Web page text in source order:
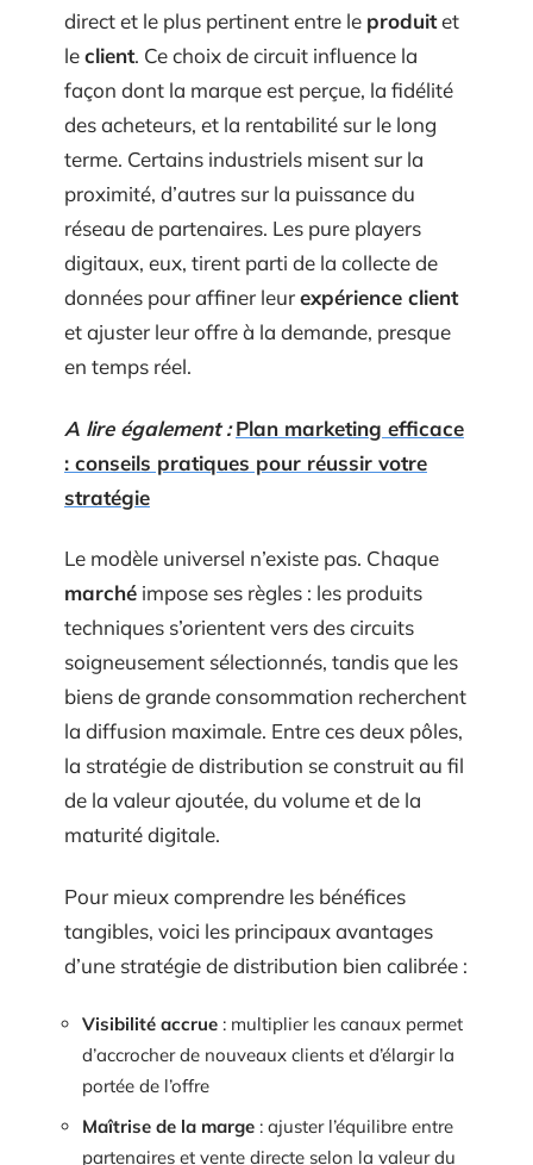
direct et le plus pertinent entre le produitet
leclient. Ce choix de circuit influence la
façon dont la marque est perçue, la fidélité
des acheteurs, et la rentabilité sur le long
terme. Certains industriels misent sur la
proximité, d’autres sur la puissance du
réseau de partenaires. Les pure players
digitaux, eux, tirent parti de la collecte de
données pour affiner leurexpérience client
et ajuster leur offre à la demande, presque
en temps réel.
A lire également : Plan marketing efficace
: conseils pratiques pour réussir votre
stratégie
Le modèle universel n’existe pas. Chaque
marché impose ses règles : les produits
techniques s’orientent vers des circuits
soigneusement sélectionnés, tandis que les
biens de grande consommation recherchent
la diffusion maximale. Entre ces deux pôles,
la stratégie de distribution se construit au fil
de la valeur ajoutée, du volume et de la
maturité digitale.
Pour mieux comprendre les bénéfices
tangibles, voici les principaux avantages
d’une stratégie de distribution bien calibrée :
Visibilité accrue : multiplier les canaux permet
d’accrocher de nouveaux clients et d’élargir la
portée de l’offre
Maîtrise de la marge : ajuster l’équilibre entre
partenaires et vente directe selon la valeur du